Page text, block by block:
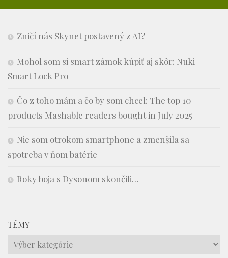
Zničí nás Skynet postavený z AI?
Mohol som si smart zámok kúpiť aj skôr: Nuki
Smart Lock Pro
Čo z toho mám a čo by som chcel: The top 10
products Mashable readers bought in July 2025
Nie som otrokom smartphone a zmenšila sa
spotreba v ňom batérie
Roky boja s Dysonom skončili…
TÉMY
Témy